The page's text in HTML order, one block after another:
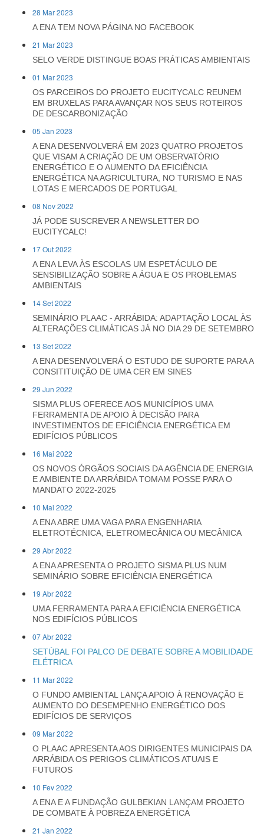
28 Mar 2023
A ENA TEM NOVA PÁGINA NO FACEBOOK
21 Mar 2023
SELO VERDE DISTINGUE BOAS PRÁTICAS AMBIENTAIS
01 Mar 2023
OS PARCEIROS DO PROJETO EUCITYCALC REUNEM
EM BRUXELAS PARA AVANÇAR NOS SEUS ROTEIROS
DE DESCARBONIZAÇÃO
05 Jan 2023
A ENA DESENVOLVERÁ EM 2023 QUATRO PROJETOS
QUE VISAM A CRIAÇÃO DE UM OBSERVATÓRIO
ENERGÉTICO E O AUMENTO DA EFICIÊNCIA
ENERGÉTICA NA AGRICULTURA, NO TURISMO E NAS
LOTAS E MERCADOS DE PORTUGAL
08 Nov 2022
JÁ PODE SUSCREVER A NEWSLETTER DO
EUCITYCALC!
17 Out 2022
A ENA LEVA ÀS ESCOLAS UM ESPETÁCULO DE
SENSIBILIZAÇÃO SOBRE A ÁGUA E OS PROBLEMAS
AMBIENTAIS
14 Set 2022
SEMINÁRIO PLAAC - ARRÁBIDA: ADAPTAÇÃO LOCAL ÀS
ALTERAÇÕES CLIMÁTICAS JÁ NO DIA 29 DE SETEMBRO
13 Set 2022
A ENA DESENVOLVERÁ O ESTUDO DE SUPORTE PARA A
CONSITITUIÇÃO DE UMA CER EM SINES
29 Jun 2022
SISMA PLUS OFERECE AOS MUNICÍPIOS UMA
FERRAMENTA DE APOIO À DECISÃO PARA
INVESTIMENTOS DE EFICIÊNCIA ENERGÉTICA EM
EDIFÍCIOS PÚBLICOS
16 Mai 2022
OS NOVOS ÓRGÃOS SOCIAIS DA AGÊNCIA DE ENERGIA
E AMBIENTE DA ARRÁBIDA TOMAM POSSE PARA O
MANDATO 2022-2025
10 Mai 2022
A ENA ABRE UMA VAGA PARA ENGENHARIA
ELETROTÉCNICA, ELETROMECÂNICA OU MECÂNICA
29 Abr 2022
A ENA APRESENTA O PROJETO SISMA PLUS NUM
SEMINÁRIO SOBRE EFICIÊNCIA ENERGÉTICA
19 Abr 2022
UMA FERRAMENTA PARA A EFICIÊNCIA ENERGÉTICA
NOS EDIFÍCIOS PÚBLICOS
07 Abr 2022
SETÚBAL FOI PALCO DE DEBATE SOBRE A MOBILIDADE
ELÉTRICA
11 Mar 2022
O FUNDO AMBIENTAL LANÇA APOIO À RENOVAÇÃO E
AUMENTO DO DESEMPENHO ENERGÉTICO DOS
EDIFÍCIOS DE SERVIÇOS
09 Mar 2022
O PLAAC APRESENTA AOS DIRIGENTES MUNICIPAIS DA
ARRÁBIDA OS PERIGOS CLIMÁTICOS ATUAIS E
FUTUROS
10 Fev 2022
A ENA E A FUNDAÇÃO GULBEKIAN LANÇAM PROJETO
DE COMBATE À POBREZA ENERGÉTICA
21 Jan 2022